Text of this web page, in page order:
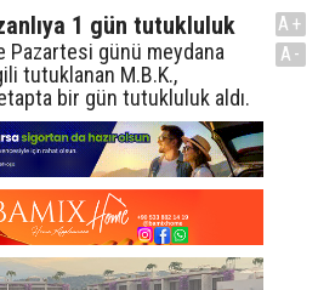
1 gün tutukluluk
günü meydana
tutuklanan M.B.K.,
bir gün tutukluluk aldı.
A+
A-